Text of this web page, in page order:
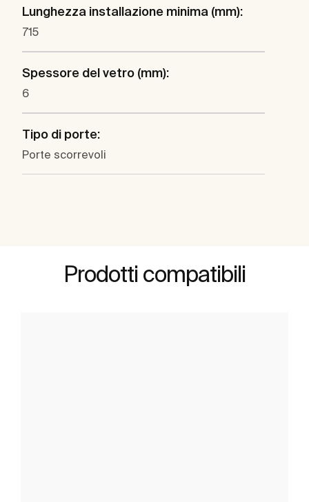
Lunghezza installazione minima (mm):
715
Spessore del vetro (mm):
6
Tipo di porte:
Porte scorrevoli
Prodotti compatibili